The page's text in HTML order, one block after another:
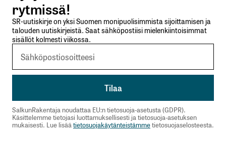
rytmissä!
SR-uutiskirje on yksi Suomen monipuolisimmista sijoittamisen ja
talouden uutiskirjeistä. Saat sähköpostiisi mielenkiintoisimmat
sisällöt kolmesti viikossa.
SalkunRakentaja noudattaa EU:n tietosuoja-asetusta (GDPR).
Käsittelemme tietojasi luottamuksellisesti ja tietosuoja-asetuksen
mukaisesti. Lue lisäätietosuojakäytänteistämmetietosuojaselosteesta.